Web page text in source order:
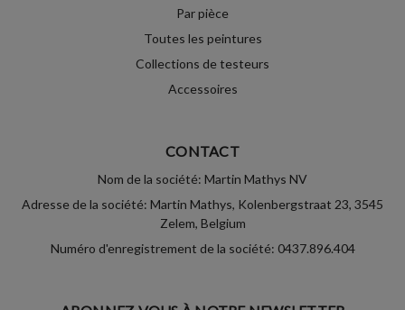
Par pièce
Toutes les peintures
Collections de testeurs
Accessoires
CONTACT
Nom de la société: Martin Mathys NV
Adresse de la société: Martin Mathys, Kolenbergstraat 23, 3545
Zelem, Belgium
Numéro d'enregistrement de la société: 0437.896.404